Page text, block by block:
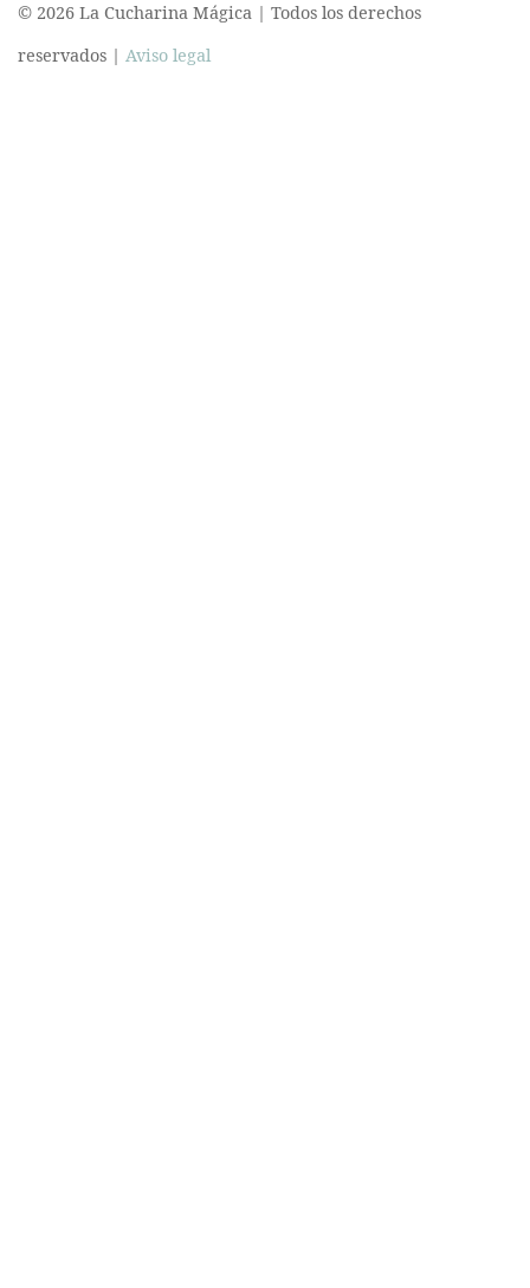
© 2026 La Cucharina Mágica | Todos los derechos
reservados | Aviso legal